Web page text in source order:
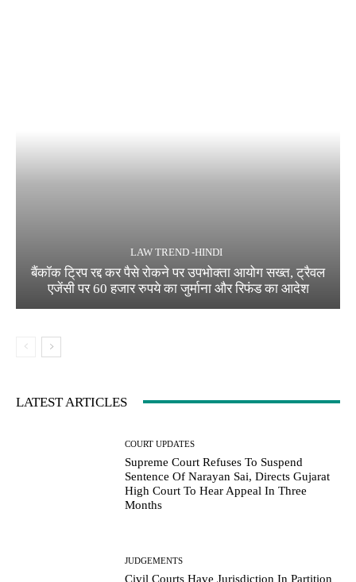
LAW TREND -HINDI
बैंकॉक ट्रिप रद्द कर पैसे रोकने पर उपभोक्ता आयोग सख्त, ट्रैवल
एजेंसी पर 60 हजार रुपये का जुर्माना और रिफंड का आदेश
LATEST ARTICLES
COURT UPDATES
Supreme Court Refuses To Suspend
Sentence Of Narayan Sai, Directs Gujarat
High Court To Hear Appeal In Three
Months
JUDGEMENTS
Civil Courts Have Jurisdiction In Partition